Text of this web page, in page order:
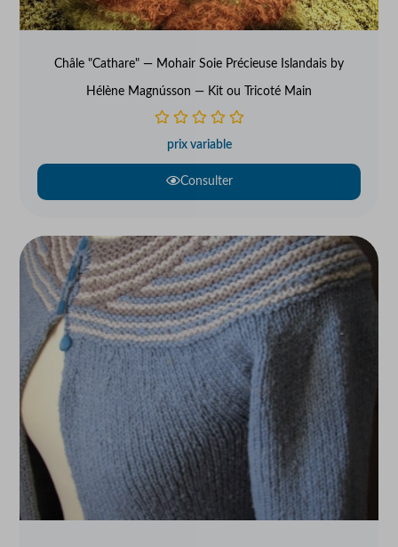
Châle "Cathare" — Mohair Soie Précieuse Islandais by
Hélène Magnússon — Kit ou Tricoté Main
prix variable
Consulter